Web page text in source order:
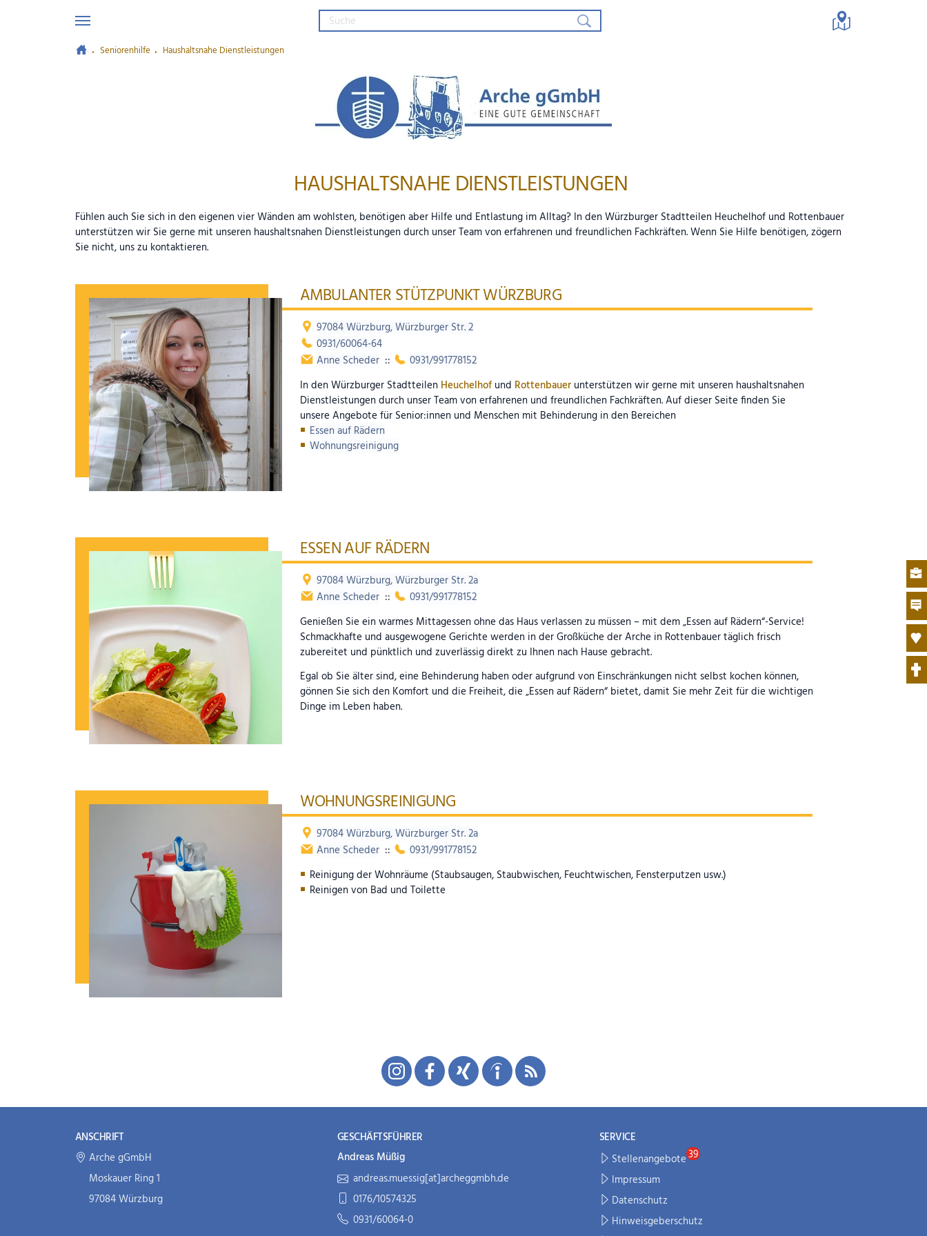
Seniorenhilfe Haushaltsnahe Dienstleistungen
HAUSHALTSNAHE DIENSTLEISTUNGEN
Fühlen auch Sie sich in den eigenen vier Wänden am wohlsten, benötigen aber Hilfe und Entlastung im Alltag? In den Würzburger Stadtteilen Heuchelhof und Rottenbauer
unterstützen wir Sie gerne mit unseren haushaltsnahen Dienstleistungen durch unser Team von erfahrenen und freundlichen Fachkräften. Wenn Sie Hilfe benötigen, zögern
Sie nicht, uns zu kontaktieren.
AMBULANTER STÜTZPUNKT WÜRZBURG
97084 Würzburg, Würzburger Str. 2
0931/60064-64
Anne Scheder::
0931/991778152
In den Würzburger Stadtteilen Heuchelhofund Rottenbauerunterstützen wir gerne mit unseren haushaltsnahen
Dienstleistungen durch unser Team von erfahrenen und freundlichen Fachkräften. Auf dieser Seite finden Sie
unsere Angebote für Senior:innen und Menschen mit Behinderung in den Bereichen
Essen auf Rädern
Wohnungsreinigung
ESSEN AUF RÄDERN
97084 Würzburg, Würzburger Str. 2a
Anne Scheder::
0931/991778152
Genießen Sie ein warmes Mittagessen ohne das Haus verlassen zu müssen – mit dem „Essen auf Rädern“-Service!
Schmackhafte und ausgewogene Gerichte werden in der Großküche der Arche in Rottenbauer täglich frisch
zubereitet und pünktlich und zuverlässig direkt zu Ihnen nach Hause gebracht.
Egal ob Sie älter sind, eine Behinderung haben oder aufgrund von Einschränkungen nicht selbst kochen können,
gönnen Sie sich den Komfort und die Freiheit, die „Essen auf Rädern“ bietet, damit Sie mehr Zeit für die wichtigen
Dinge im Leben haben.
WOHNUNGSREINIGUNG
97084 Würzburg, Würzburger Str. 2a
Anne Scheder::
0931/991778152
Reinigung der Wohnräume (Staubsaugen, Staubwischen, Feuchtwischen, Fensterputzen usw.)
Reinigen von Bad und Toilette
ANSCHRIFT
Arche gGmbH
Moskauer Ring 1
97084 Würzburg
GESCHÄFTSFÜHRER
Andreas Müßig
andreas.muessig[at]archeggmbh.de
0176/10574325
0931/60064-0
SERVICE
Stellenangebote
Impressum
Datenschutz
Hinweisgeberschutz